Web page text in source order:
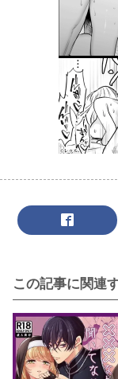
この記事に関連